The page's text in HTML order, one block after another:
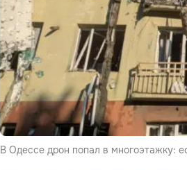
В Одессе дрон попал в многоэтажку: